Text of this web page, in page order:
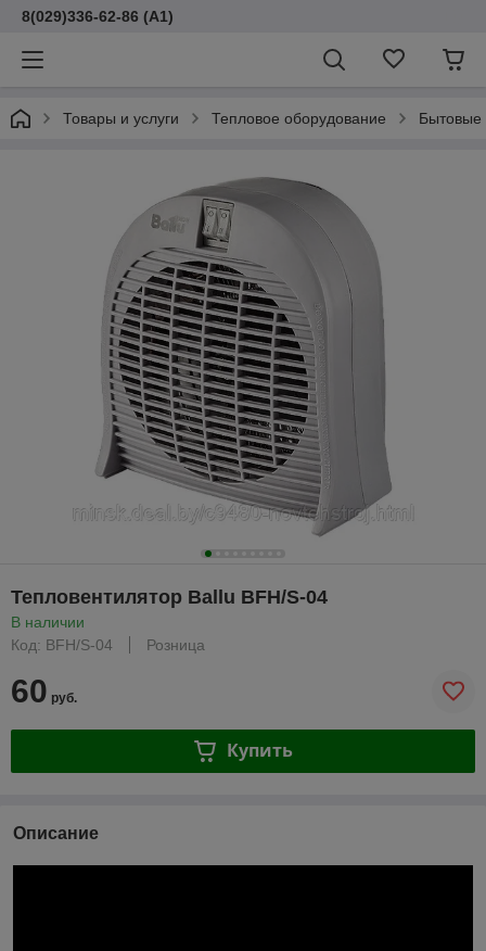
8(029)336-62-86 (A1)
Товары и услуги Тепловое оборудование Бытовые
Тепловентилятор Ballu BFH/S-04
В наличии
Код: BFH/S-04
Розница
60 руб.
Купить
Описание